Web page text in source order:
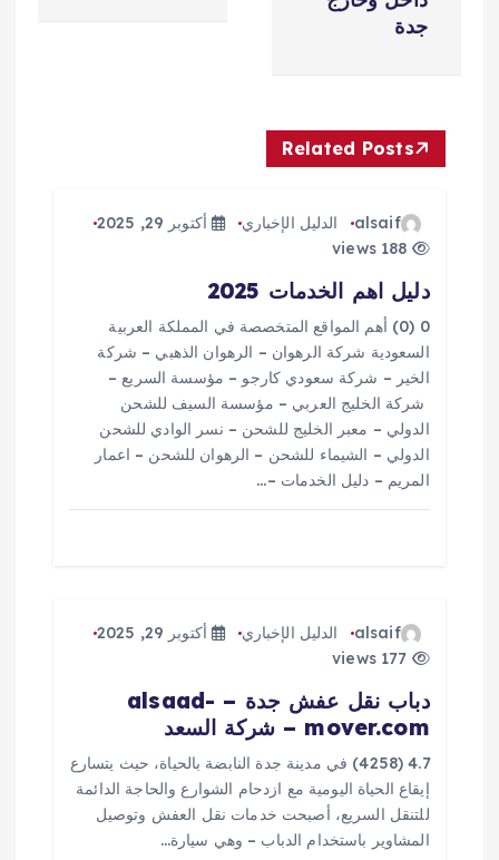
م
ت
جدة
Related Posts
alsaif الدليل الإخباري
أكتوبر 29, 2025
دليل اهم الخدمات 2025
0 (0) أهم المواقع المتخصصة في المملكة العربية
السعودية شركة الرهوان – الرهوان الذهبي – شركة
الخير – شركة سعودي كارجو – مؤسسة السريع –
شركة الخليج العربي – مؤسسة السيف للشحن
الدولي – معبر الخليج للشحن – نسر الوادي للشحن
الدولي – الشيماء للشحن – الرهوان للشحن – اعمار
المريم – دليل الخدمات –…
alsaif الدليل الإخباري
أكتوبر 29, 2025
دباب نقل عفش جدة – alsaad-
mover.com – شركة السعد
4.7 (4258) في مدينة جدة النابضة بالحياة، حيث يتسارع
إيقاع الحياة اليومية مع ازدحام الشوارع والحاجة الدائمة
للتنقل السريع، أصبحت خدمات نقل العفش وتوصيل
المشاوير باستخدام الدباب – وهي سيارة…